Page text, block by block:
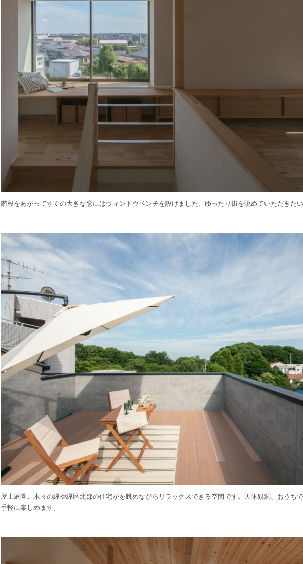
階段をあがってすぐの大きな窓にはウィンドウベンチを設けました。ゆったり街を眺めていただきたい
屋上庭園。木々の緑や緑区北部の住宅がを眺めながらリラックスできる空間です。天体観測、おうち
手軽に楽しめます。